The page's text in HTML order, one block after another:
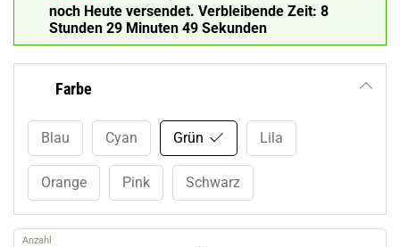
noch Heute versendet. Verbleibende Zeit: 8
Stunden 29 Minuten 48 Sekunden
Farbe
Blau Cyan Grün Lila
Orange Pink Schwarz
Anzahl